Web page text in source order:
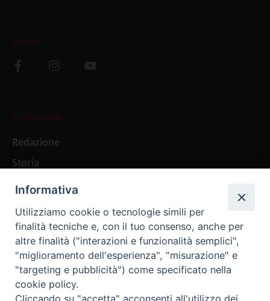
Social
L’editoriale
Redazione
Storia
Abbonamenti
Abbonamento Annuale Digitale
Abbonamento Annuale Cartaceo
Abbonamento Singola Copia Digitale
Informativa
Utilizziamo cookie o tecnologie simili per
finalità tecniche e, con il tuo consenso, anche per
altre finalità ("interazioni e funzionalità semplici",
"miglioramento dell'esperienza", "misurazione" e
"targeting e pubblicità") come specificato nella
cookie policy.